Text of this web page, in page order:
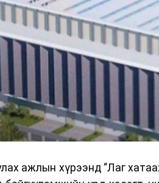
бага хурлыг зохион
Автотээврийн
хаагчид чиг үүргийнхээ
албаны Зам тээврийн
цагдаагийн дэд
аюулгүй ажиллагаа
төлөөлөгчдийн
ажлын хүрээнд “Лаг